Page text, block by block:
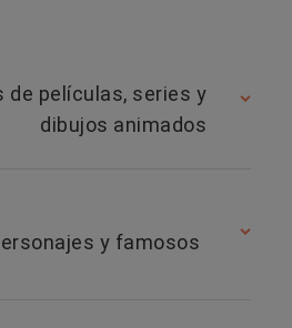
de películas, series y
dibujos animados
y famosos